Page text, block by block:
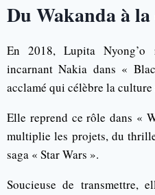
Du Wakanda à
En 2018, Lupita
incarnant Nakia dans «
acclamé qui célèbre la
Elle reprend ce rôle dans «
multiplie les projets, du
saga « Star Wars ».
Soucieuse de transmettre,